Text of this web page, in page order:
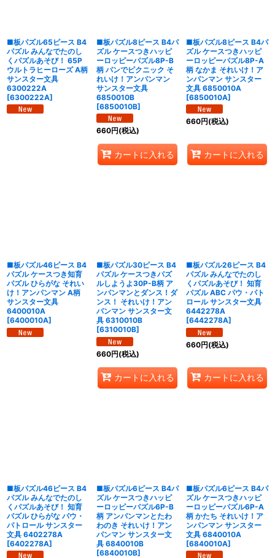
■板パズル65ピース B4
パズル みんなでたのし
くパズルあそび！ 65P
ウルトラヒーローズ A柄
サンスター文具
6300222A
[6300222A]
■板パズル8ピース B4パ
ズル ケースつきハッピ
ーロッピーパズル8P-B
柄 パンでピクニック そ
れいけ！アンパンマン
サンスター文具
6850010B
[6850010B]
660円(税込)
カートに入れる
■板パズル8ピース B4パ
ズル ケースつきハッピ
ーロッピーパズル8P-A
柄 なかま それいけ！ア
ンパンマン サンスター
文具 6850010A
[6850010A]
660円(税込)
カートに入れる
■板パズル46ピース B4
パズル ケースつき知育
パズル ひらがな それい
け！アンパンマン A柄
サンスター文具
6400010A
[6400010A]
■板パズル30ピース B4
パズル ケースつきパズ
ルしようよ30P-B柄 ア
ンパンマンとダンス！ダ
ンス！ それいけ！アン
パンマン サンスター文
具 6310010B
[6310010B]
660円(税込)
カートに入れる
■板パズル26ピース B4
パズル みんなでたのし
くパズルあそび！ 知育
パズル ABC パウ・パト
ロール サンスター文具
6442278A
[6442278A]
660円(税込)
カートに入れる
■板パズル46ピース B4
パズル みんなでたのし
くパズルあそび！ 知育
パズル ひらがな パウ・
パトロール サンスター
文具 6402278A
[6402278A]
■板パズル6ピース B4パ
ズル ケースつきハッピ
ーロッピーパズル6P-B
柄 アンパンマンとたわ
わのき それいけ！アン
パンマン サンスター文
具 6840010B
[6840010B]
■板パズル6ピース B4パ
ズル ケースつきハッピ
ーロッピーパズル6P-A
柄 かたち それいけ！ア
ンパンマン サンスター
文具 6840010A
[6840010A]